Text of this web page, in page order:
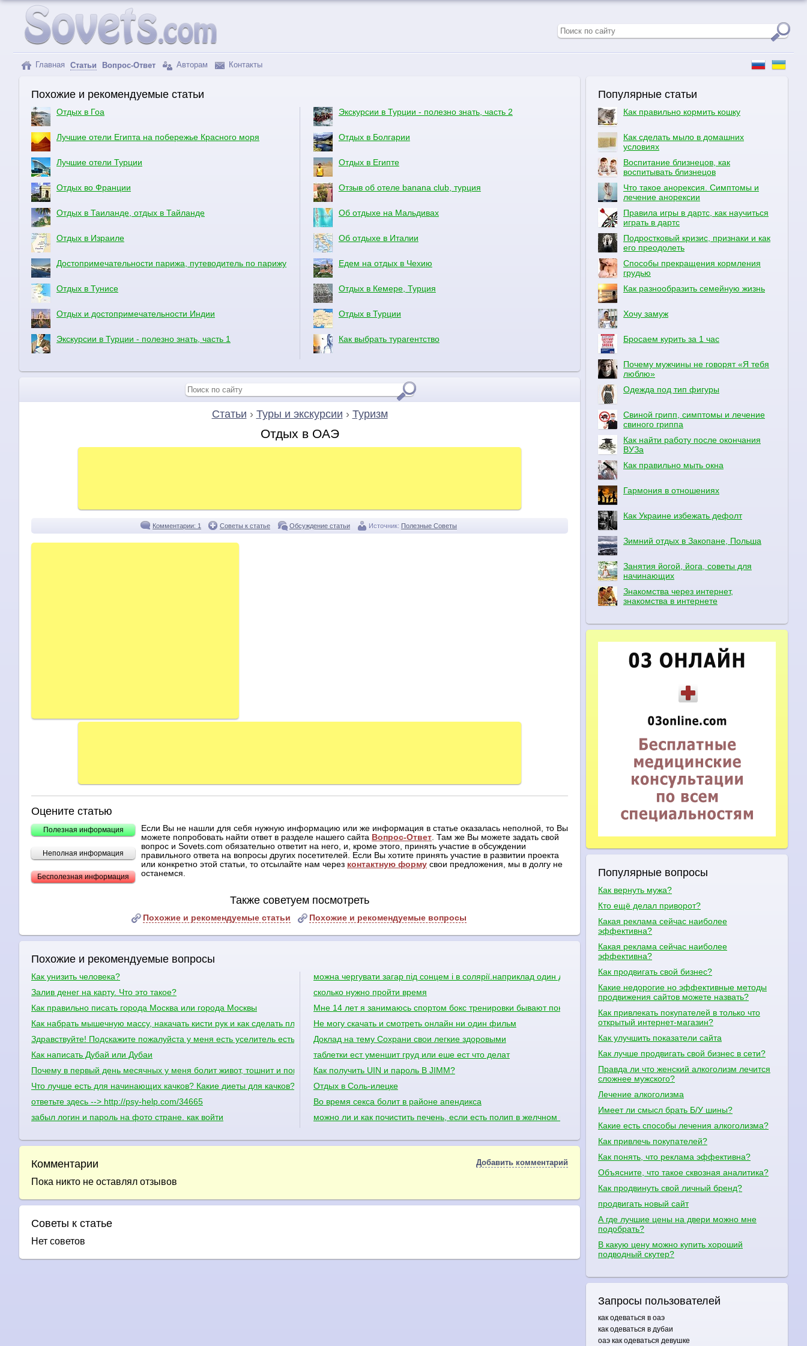
Главная Статьи Вопрос-Ответ Авторам Контакты
Похожие и рекомендуемые статьи
Отдых в Гоа
Лучшие отели Египта на побережье Красного моря
Лучшие отели Турции
Отдых во Франции
Отдых в Таиланде, отдых в Тайланде
Отдых в Израиле
Достопримечательности парижа, путеводитель по парижу
Отдых в Тунисе
Отдых и достопримечательности Индии
Экскурсии в Турции - полезно знать, часть 1
Экскурсии в Турции - полезно знать, часть 2
Отдых в Болгарии
Отдых в Египте
Отзыв об отеле banana club, турция
Об отдыхе на Мальдивах
Об отдыхе в Италии
Едем на отдых в Чехию
Отдых в Кемере, Турция
Отдых в Турции
Как выбрать турагентство
Статьи › Туры и экскурсии › Туризм
Отдых в ОАЭ
Комментарии: 1 Советы к статье Обсуждение статьи Источник: Полезные Советы
Оцените статью
Полезная информация
Неполная информация
Бесполезная информация
Если Вы не нашли для себя нужную информацию или же информация в статье оказалась неполной, то Вы
можете попробовать найти ответ в разделе нашего сайта Вопрос-Ответ . Там же Вы можете задать свой
вопрос и Sovets.com обязательно ответит на него, и, кроме этого, принять участие в обсуждении
правильного ответа на вопросы других посетителей. Если Вы хотите принять участие в развитии проекта
или конкретно этой статьи, то отсылайте нам через контактную форму свои предложения, мы в долгу не
останемся.
Также советуем посмотреть
Похожие и рекомендуемые статьи Похожие и рекомендуемые вопросы
Похожие и рекомендуемые вопросы
Как унизить человека?
Залив денег на карту. Что это такое?
Как правильно писать города Москва или города Москвы
Как набрать мышечную массу, накачать кисти рук и как сделать плечи шире?
Здравствуйте! Подскажите пожалуйста у меня есть уселитель есть сабвуфер какие куда провода нужно присоединить в машине
Как написать Дубай или Дубаи
Почему в первый день месячных у меня болит живот, тошнит и понос?
Что лучше есть для начинающих качков? Какие диеты для качков?
ответьте здесь --> http://psy-help.com/34665
забыл логин и пароль на фото стране. как войти
можна чергувати загар під сонцем і в солярії.наприклад один день-штучний загар,наступний природній?
сколько нужно пройти время
Мне 14 лет я занимаюсь спортом бокс тренировки бывают понедельник,среда,пятница в 19:00 начинаються в 21:30
Не могу скачать и смотреть онлайн ни один фильм
Доклад на тему Сохрани свои легкие здоровыми
таблетки ест уменшит груд или еше ест что делат
Как получить UIN и пароль В JIMM?
Отдых в Соль-илецке
Во время секса болит в районе апендикса
можно ли и как почистить печень, если есть полип в желчном пузыре?
Комментарии Добавить комментарий
Пока никто не оставлял отзывов
Советы к статье
Нет советов
Популярные статьи
Как правильно кормить кошку
Как сделать мыло в домашних
условиях
Воспитание близнецов, как
воспитывать близнецов
Что такое анорексия. Симптомы и
лечение анорексии
Правила игры в дартс, как научиться
играть в дартс
Подростковый кризис, признаки и как
его преодолеть
Способы прекращения кормления
грудью
Как разнообразить семейную жизнь
Хочу замуж
Бросаем курить за 1 час
Почему мужчины не говорят «Я тебя
люблю»
Одежда под тип фигуры
Свиной грипп, симптомы и лечение
свиного гриппа
Как найти работу после окончания
ВУЗа
Как правильно мыть окна
Гармония в отношениях
Как Украине избежать дефолт
Зимний отдых в Закопане, Польша
Занятия йогой, йога, советы для
начинающих
Знакомства через интернет,
знакомства в интернете
Популярные вопросы
Как вернуть мужа?
Кто ещё делал приворот?
Какая реклама сейчас наиболее
эффективна?
Какая реклама сейчас наиболее
эффективна?
Как продвигать свой бизнес?
Какие недорогие но эффективные методы
продвижения сайтов можете назвать?
Как привлекать покупателей в только что
открытый интернет-магазин?
Как улучшить показатели сайта
Как лучше продвигать свой бизнес в сети?
Правда ли что женский алкоголизм лечится
сложнее мужского?
Лечение алкоголизма
Имеет ли смысл брать Б/У шины?
Какие есть способы лечения алкоголизма?
Как привлечь покупателей?
Как понять, что реклама эффективна?
Объясните, что такое сквозная аналитика?
Как продвинуть свой личный бренд?
продвигать новый сайт
А где лучшие цены на двери можно мне
подобрать?
В какую цену можно купить хороший
подводный скутер?
Запросы пользователей
как одеваться в оаэ
как одеваться в дубаи
оаэ как одеваться девушке